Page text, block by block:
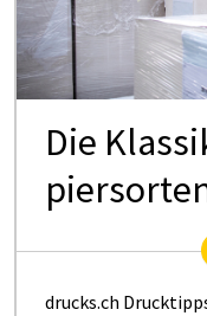
Die
drucks.ch